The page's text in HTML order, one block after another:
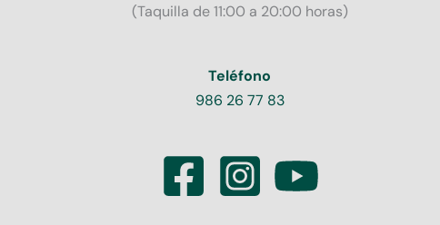
(Taquilla de 11:00 a 20:00 horas)
Teléfono
986 26 77 83